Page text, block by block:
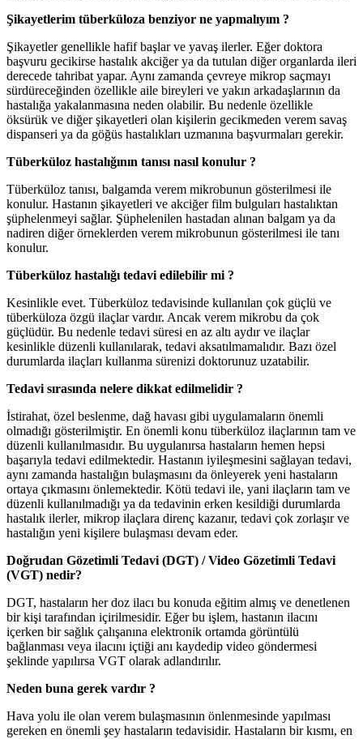
Şikayetlerim tüberküloza benziyor ne yapmalıyım ?
Şikayetler genellikle hafif başlar ve yavaş ilerler. Eğer doktora
başvuru gecikirse hastalık akciğer ya da tutulan diğer organlarda ileri
derecede tahribat yapar. Aynı zamanda çevreye mikrop saçmayı
sürdüreceğinden özellikle aile bireyleri ve yakın arkadaşlarının da
hastalığa yakalanmasına neden olabilir. Bu nedenle özellikle
öksürük ve diğer şikayetleri olan kişilerin gecikmeden verem savaş
dispanseri ya da göğüs hastalıkları uzmanına başvurmaları gerekir.
Tüberküloz hastalığının tanısı nasıl konulur ?
Tüberküloz tanısı, balgamda verem mikrobunun gösterilmesi ile
konulur. Hastanın şikayetleri ve akciğer film bulguları hastalıktan
şüphelenmeyi sağlar. Şüphelenilen hastadan alınan balgam ya da
nadiren diğer örneklerden verem mikrobunun gösterilmesi ile tanı
konulur.
Tüberküloz hastalığı tedavi edilebilir mi ?
Kesinlikle evet. Tüberküloz tedavisinde kullanılan çok güçlü ve
tüberküloza özgü ilaçlar vardır. Ancak verem mikrobu da çok
güçlüdür. Bu nedenle tedavi süresi en az altı aydır ve ilaçlar
kesinlikle düzenli kullanılarak, tedavi aksatılmamalıdır. Bazı özel
durumlarda ilaçları kullanma sürenizi doktorunuz uzatabilir.
Tedavi sırasında nelere dikkat edilmelidir ?
İstirahat, özel beslenme, dağ havası gibi uygulamaların önemli
olmadığı gösterilmiştir. En önemli konu tüberküloz ilaçlarının tam ve
düzenli kullanılmasıdır. Bu uygulanırsa hastaların hemen hepsi
başarıyla tedavi edilmektedir. Hastanın iyileşmesini sağlayan tedavi,
aynı zamanda hastalığın bulaşmasını da önleyerek yeni hastaların
ortaya çıkmasını önlemektedir. Kötü tedavi ile, yani ilaçların tam ve
düzenli kullanılmadığı ya da tedavinin erken kesildiği durumlarda
hastalık ilerler, mikrop ilaçlara direnç kazanır, tedavi çok zorlaşır ve
hastalığın yeni kişilere bulaşması devam eder.
Doğrudan Gözetimli Tedavi (DGT) / Video Gözetimli Tedavi
(VGT) nedir?
DGT, hastaların her doz ilacı bu konuda eğitim almış ve denetlenen
bir kişi tarafından içirilmesidir. Eğer bu işlem, hastanın ilacını
içerken bir sağlık çalışanına elektronik ortamda görüntülü
bağlanması veya ilacını içtiği anı kaydedip video göndermesi
şeklinde yapılırsa VGT olarak adlandırılır.
Neden buna gerek vardır ?
Hava yolu ile olan verem bulaşmasının önlenmesinde yapılması
gereken en önemli şey hastaların tedavisidir. Hastaların bir kısmı, en